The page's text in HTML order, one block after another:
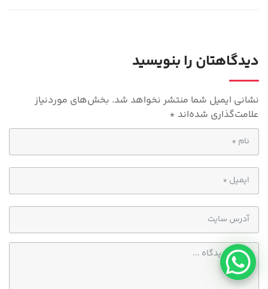
p
p
دیدگاهتان را بنویسید
نشانی ایمیل شما منتشر نخواهد شد. بخش‌های موردنیاز
علامت‌گذاری شده‌اند *